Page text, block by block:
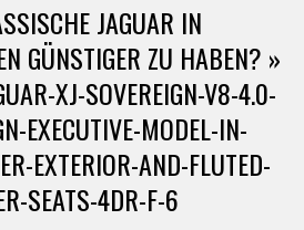
JAGUAR IN
GÜNSTIGER ZU HABEN? »
XJ-SOVEREIGN-V8-4.0-
EXECUTIVE-MODEL-IN-
EXTERIOR-AND-FLUTED-
SEATS-4DR-F-6